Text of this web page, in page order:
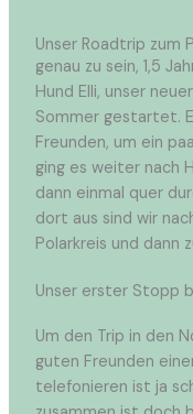
Unser Roadtrip zum
genau zu sein, 1,5
Hund Elli, unser
Sommer gestartet.
Freunden, um ein
ging es weiter nach
dann einmal quer
dort aus sind wir
Polarkreis und dann
Unser erster Stopp
Um den Trip in den
guten Freunden
telefonieren ist ja